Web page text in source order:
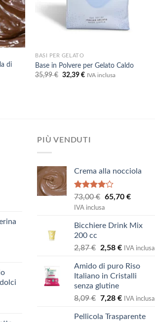
di
BASI PER GELATO
Base in Polvere per Gelato Caldo
35,99€ Il
32,39€IlIVA inclusa
20,87 €.
PIÙ VENDUTI
Crema alla nocciola
Valutato
4.00 su
5
73,00€ Il
prezzo
era:
65,70 €Il
è:
IVA inclusa
Bicchiere Drink Mix
200 cc
2,87€
Il
originale
era:
2,87 €.
2,58 €Il
attuale
è:
IVA inclusa
Amido di puro Riso
Italiano in Cristalli
senza glutine
8,09€ Il
originale
7,28 €Il
attuale
IVA inclusa
Pellicola Trasparente